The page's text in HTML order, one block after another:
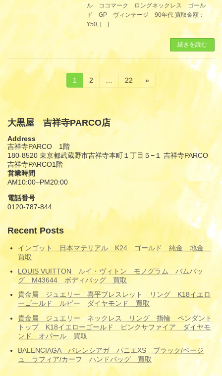
ル ココマーク ロングネックレス ゴール
ド GP ヴィンテージ 90年代 買取金額：
¥50, […]
続きを読む
投
の
ペ
ー
ジ
送
り
固
定
1
固
2
固
22 »
大黒屋 吉祥寺PARCO店
Address
吉祥寺PARCO 1階
180-8520 東京都武蔵野市吉祥寺本町１丁目５−１ 吉祥寺PARCO
吉祥寺PARCO1階
営業時間
AM10:00–PM20:00
電話番号
0120-787-844
Recent Posts
インゴット 日本マテリアル K24 ゴールド 純金 地金
買取
LOUIS VUITTON ルイ・ヴィトン モノグラム バムバッ
グ M43644 ボディバッグ 買取
貴金属 ジュエリー 喜平ブレスレット リング K18イエロ
ーゴールド ルビー ダイヤモンド 買取
貴金属 ジュエリー ネックレス リング 指輪 ペンダント
トップ K18イエローゴールド ピンクサファイア ダイヤモ
ンド オパール 買取
BALENCIAGA バレンシアガ パニエXS ブラック/ベージ
ュ ラフィア/カーフ ハンドバッグ 買取